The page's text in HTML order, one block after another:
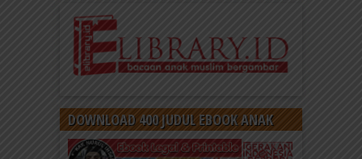
DOWNLOAD 400 JUDUL EBOOK ANAK